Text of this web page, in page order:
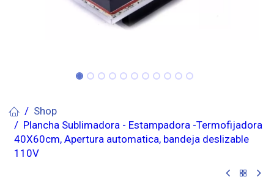
Shop
Plancha Sublimadora - Estampadora -Termofijadora
40X60cm, Apertura automatica, bandeja deslizable
110V